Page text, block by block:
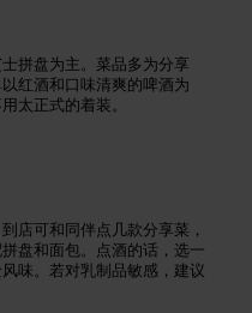
拼盘为主。菜品多为分享
红酒和口味清爽的啤酒为
太正式的着装。
店可和同伴点几款分享菜，
盘和面包。点酒的话，选一
味。若对乳制品敏感，建议